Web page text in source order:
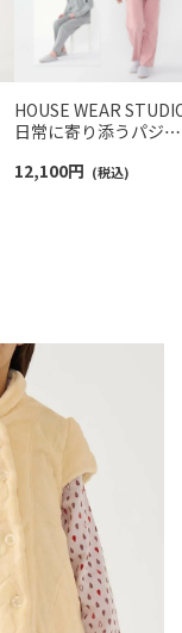
HOUSE WEAR
日常に寄り添うパジャ
フラット縫製 天竺杢
12,100円 (税込)